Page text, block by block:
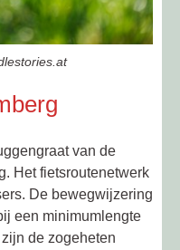
van de
Het fietsroutenetwerk
De bewegwijzering
een minimumlengte
de zogeheten